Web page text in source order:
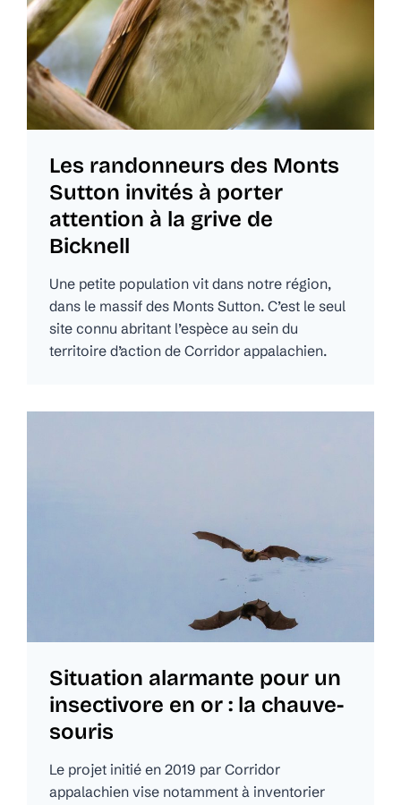
Les randonneurs des Monts
Sutton invités à porter
attention à la grive de
Bicknell
Une petite population vit dans notre région,
dans le massif des Monts Sutton. C’est le seul
site connu abritant l’espèce au sein du
territoire d’action de Corridor appalachien.
Situation alarmante pour un
insectivore en or : la chauve-
souris
Le projet initié en 2019 par Corridor
appalachien vise notamment à inventorier